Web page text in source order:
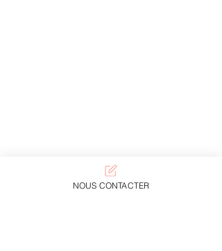
NOUS CONTACTER